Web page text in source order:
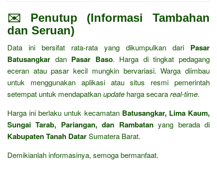
✉️ Penutup (Informasi Tambahan
dan Seruan)
Data ini bersifat rata-rata yang dikumpulkan dari Pasar
Batusangkar dan Pasar Baso. Harga di tingkat pedagang
eceran atau pasar kecil mungkin bervariasi. Warga diimbau
untuk menggunakan aplikasi atau situs resmi pemerintah
setempat untuk mendapatkanupdate harga secarareal-time.
Harga ini berlaku untuk kecamatan Batusangkar, Lima Kaum,
Sungai Tarab, Pariangan, dan Rambatanyang berada di
Kabupaten Tanah DatarSumatera Barat.
Demikianlah informasinya, semoga bermanfaat.